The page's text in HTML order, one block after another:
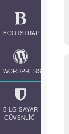
BOOTSTRAP
WORDPRESS
BİLGİSAYAR
GÜVENLİĞİ